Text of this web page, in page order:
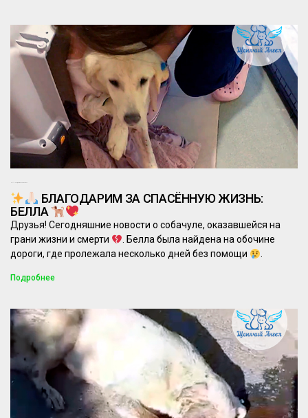
БЛАГОДАРИМ ЗА СПАСЁННУЮ ЖИЗНЬ:
БЕЛЛА
Друзья! Сегодняшние новости о собачуле, оказавшейся на
грани жизни и смерти
. Белла была найдена на обочине
дороги, где пролежала несколько дней без помощи
.
Подробнее